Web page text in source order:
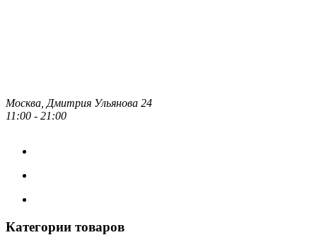
Москва, Дмитрия Ульянова 24
11:00 - 21:00
Категории товаров